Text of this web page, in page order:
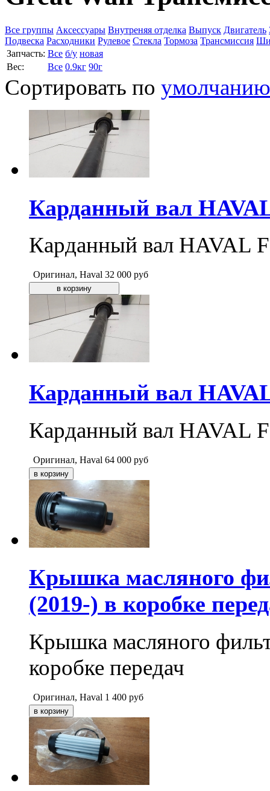
Все группы Аксессуары Внутреняя отделка Выпуск Двигатель
Подвеска Расходники Рулевое Стекла Тормоза Трансмиссия
Запчасть: Все б/у новая
Вес:
Все 0.9кг 90г
Сортировать по умолчанию
Карданный вал
Карданный вал HAVAL
Оригинал, Haval 32 000 руб
Карданный вал
Карданный вал HAVAL
Оригинал, Haval 64 000 руб
Крышка масляного
(2019-) в коробке
Крышка масляного
коробке передач
Оригинал, Haval 1 400 руб